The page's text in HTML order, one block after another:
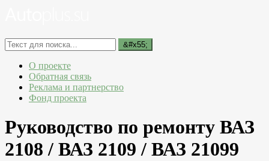
О проекте
Обратная связь
Реклама и партнерство
Фонд проекта
Руководство по ремонту ВАЗ
2108 / ВАЗ 2109 / ВАЗ 21099